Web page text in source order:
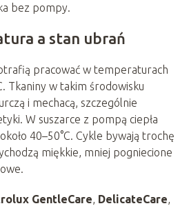
bez pompy.
a stan ubrań
pracować w temperaturach
Tkaniny w takim środowisku
i mechacą, szczególnie
W suszarce z pompą ciepła
40–50°C. Cykle bywają trochę
miękkie, mniej pogniecione
GentleCare, DelicateCare,